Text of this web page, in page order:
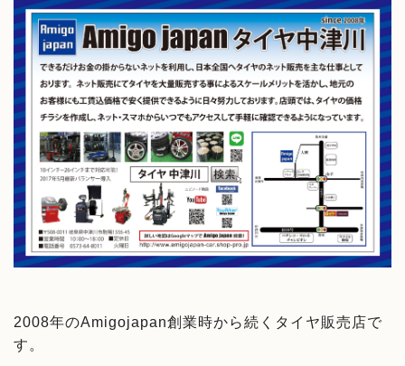
2008年のAmigojapan創業時から続くタイヤ販売店で
す。